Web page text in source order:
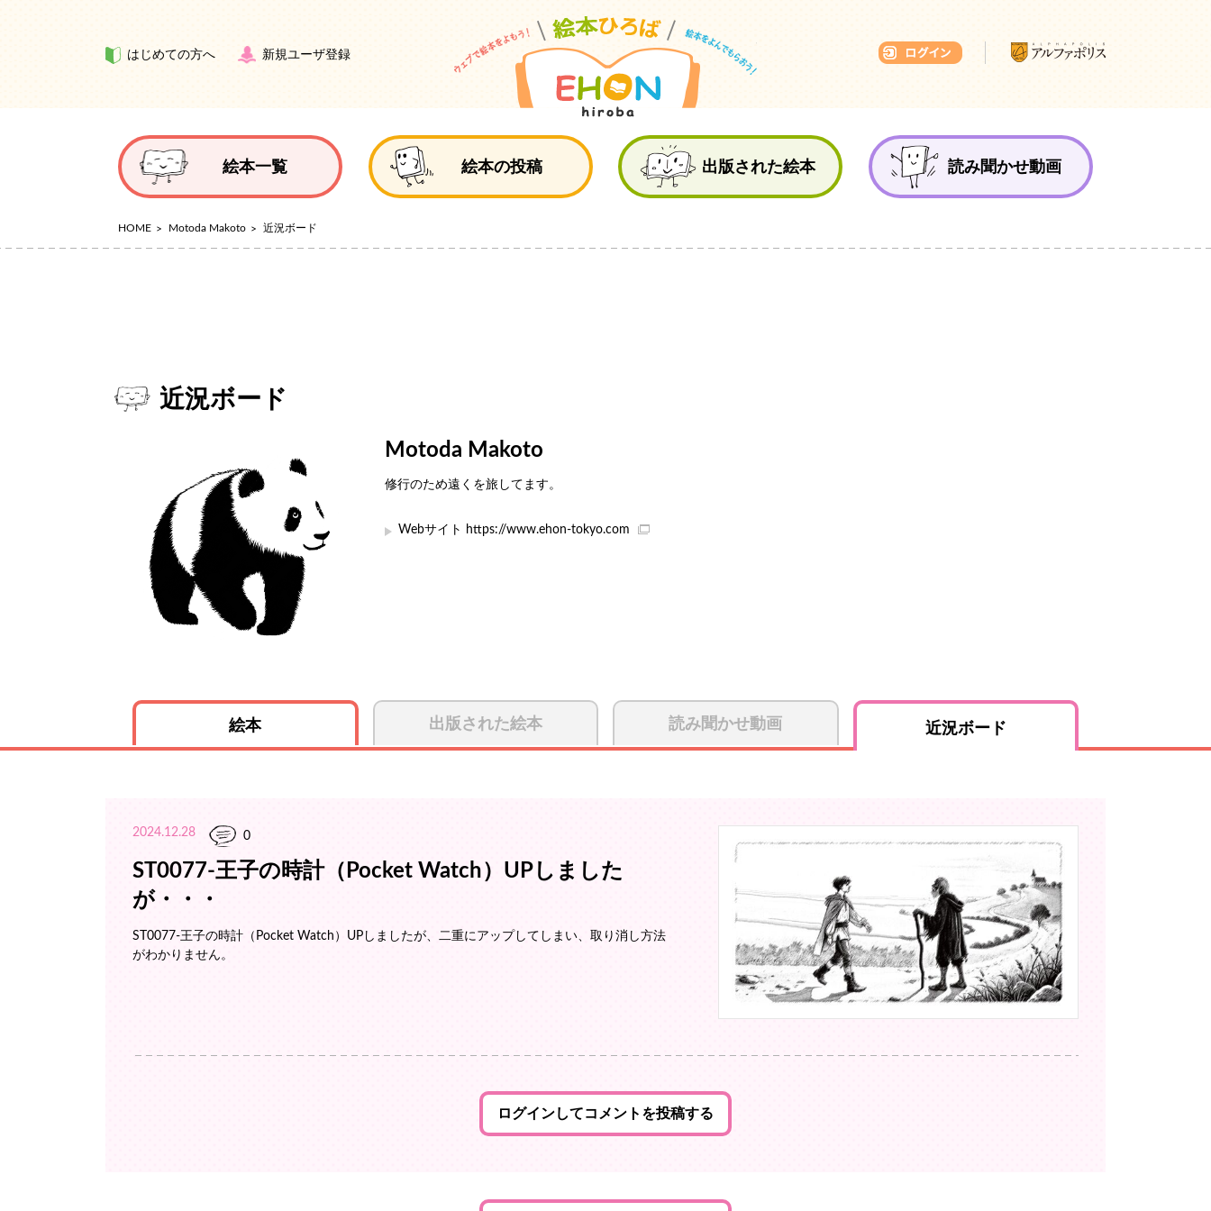
はじめての方へ 新規ユーザ登録
絵本一覧 絵本の投稿 出版された絵本 読み聞かせ動画
HOME Motoda Makoto 近況ボード
近況ボード
Motoda Makoto
修行のため遠くを旅してます。
Webサイト https://www.ehon-tokyo.com
絵本 出版された絵本 読み聞かせ動画 近況ボード
2024.12.28 0
ST0077-王子の時計（Pocket Watch）UPしました
が・・・
ST0077-王子の時計（Pocket Watch）UPしましたが、二重にアップしてしまい、取り消し方法
がわかりません。
ログインしてコメントを投稿する